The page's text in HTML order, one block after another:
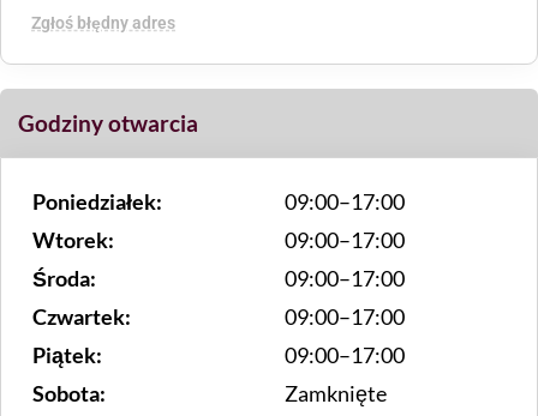
Zgłoś błędny adres
Godziny otwarcia
Poniedziałek:
09:00–17:00
Wtorek:
09:00–17:00
Środa:
09:00–17:00
Czwartek:
09:00–17:00
Piątek:
09:00–17:00
Sobota:
Zamknięte